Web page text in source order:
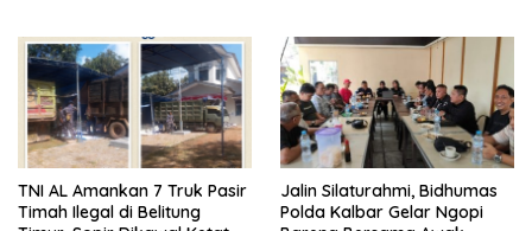
TNI AL Amankan 7 Truk Pasir
Timah Ilegal di Belitung
Jalin Silaturahmi, Bidhumas
Polda Kalbar Gelar Ngopi